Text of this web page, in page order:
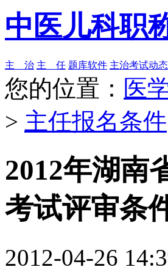
中医儿科职
主 治 主 任 题库软件 主治考试动态
您的位置： 医
> 主任报名条件
2012年湖南
考试评审条
2012-04-26